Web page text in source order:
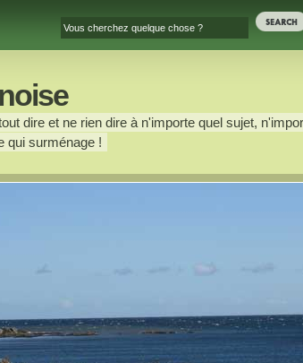
dire et ne rien dire à n'importe quel sujet,
qui surménage !